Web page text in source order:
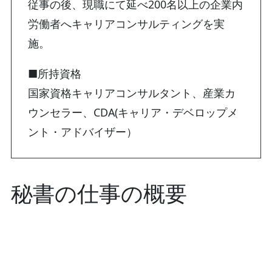
従事の後、現職にて延べ200名以上の企業内
労働者へキャリアコンサルティングを実
施。
■所持資格
国家資格キャリアコンサルタント、産業カ
ウンセラー、CDA(キャリア・デベロップメ
ント・アドバイザー）
秘書の仕事の概要